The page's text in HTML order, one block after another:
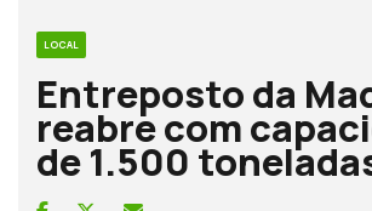
LOCAL
Entreposto da
reabre com
de 1.500